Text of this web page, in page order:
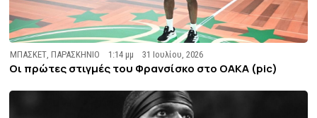
ΜΠΑΣΚΕΤ,ΠΑΡΑΣΚΗΝΙΟ 1:14 μμ 31 Ιουλίου, 2026
Οι πρώτες στιγμές του Φρανσίσκο στο ΟΑΚΑ (pic)